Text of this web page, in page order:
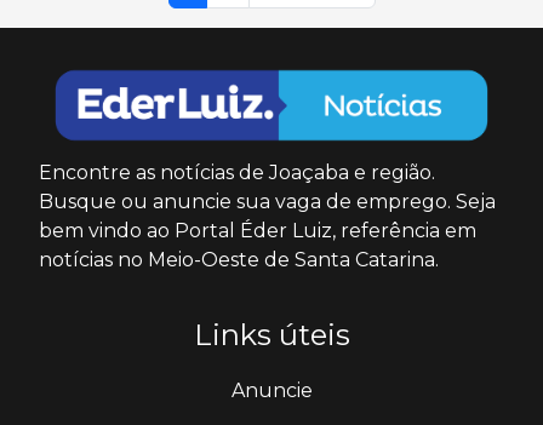
Encontre as notícias de Joaçaba e região.
Busque ou anuncie sua vaga de emprego. Seja
bem vindo ao Portal Éder Luiz, referência em
notícias no Meio-Oeste de Santa Catarina.
Links úteis
Anuncie